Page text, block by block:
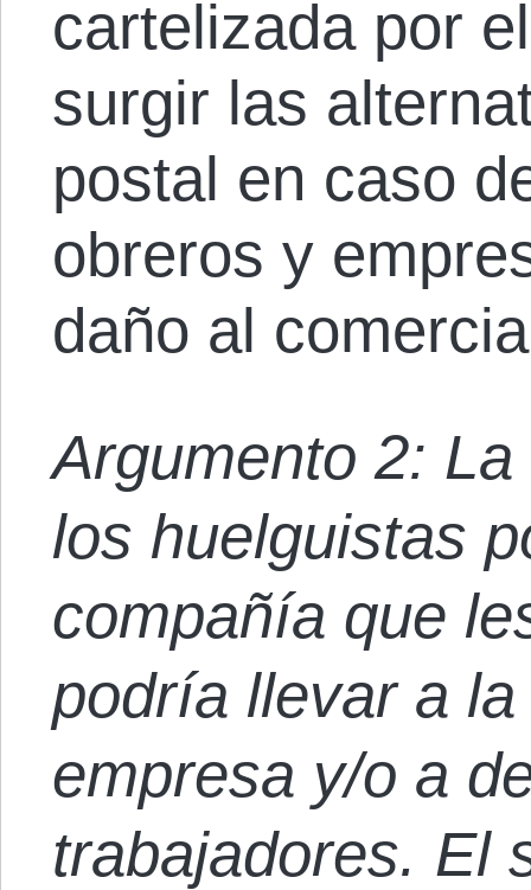
cartelizada por
surgir las
postal en caso
obreros y
daño al
Argumento 2:
los huelguistas
compañía que
podría llevar a
empresa y/o a
trabajadores. El